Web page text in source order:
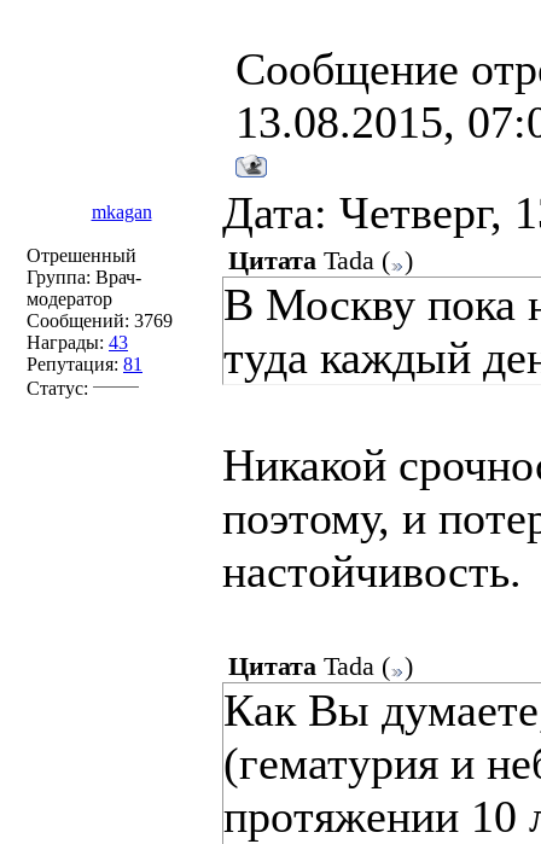
Сообщение
13.08.2015,
mkagan Дата: Четверг,
Отрешенный
Группа: Врач-
модератор
Сообщений: 3769
Награды: 43
Репутация: 81
Статус:
Цитата Tada ( )
В Москву пока
туда каждый
Никакой
поэтому, и
настойчивость.
Цитата Tada ( )
Как Вы
(гематурия и
протяжении 10